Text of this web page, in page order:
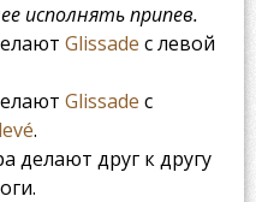
исполнять припев.
Glissade с левой
Glissade с
.
делают друг к другу